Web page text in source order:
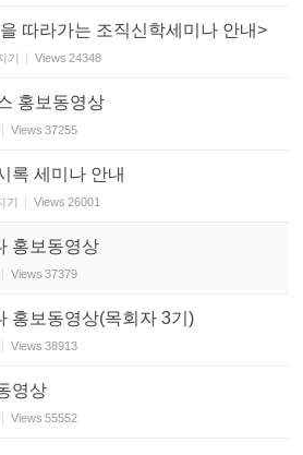
따라가는 조직신학세미나 안내>
기 Views 24348
홍보동영상
Views 37255
록 세미나 안내
기 Views 26001
홍보동영상
Views 37379
홍보동영상(목회자 3기)
Views 38913
영상
Views 55552